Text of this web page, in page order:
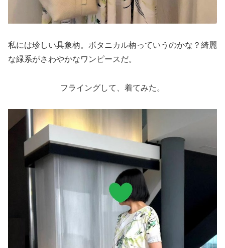
私には珍しい具象柄。ボタニカル柄っていうのかな？綺麗
な緑系がさわやかなワンピースだ。
フライングして、着てみた。